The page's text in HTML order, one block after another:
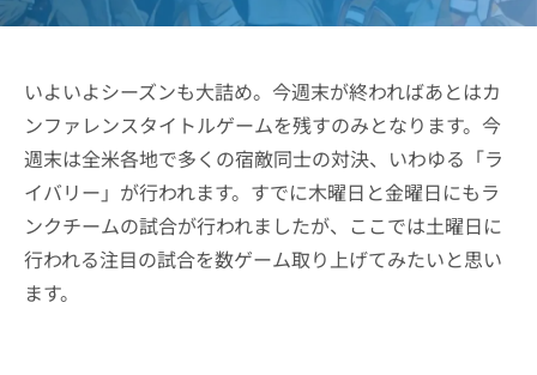
いよいよシーズンも大詰め。今週末が終わればあとはカ
ンファレンスタイトルゲームを残すのみとなります。今
週末は全米各地で多くの宿敵同士の対決、いわゆる「ラ
イバリー」が行われます。すでに木曜日と金曜日にもラ
ンクチームの試合が行われましたが、ここでは土曜日に
行われる注目の試合を数ゲーム取り上げてみたいと思い
ます。